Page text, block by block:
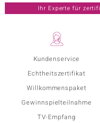
Kundenservice
Echtheitszertifikat
Willkommenspaket
Gewinnspielteilnahme
TV-Empfang
Ihr Experte für